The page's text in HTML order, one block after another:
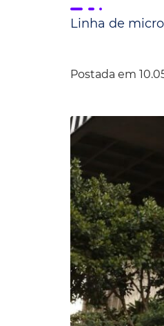
Convênio Parque das
Linha de
Postada em